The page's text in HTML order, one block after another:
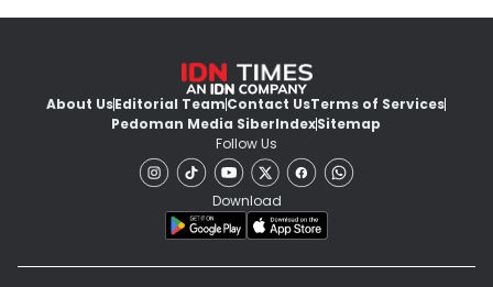
About UsEditorial TeamContact UsTerms of Services
Pedoman Media SiberIndexSitemap
Follow Us
Download